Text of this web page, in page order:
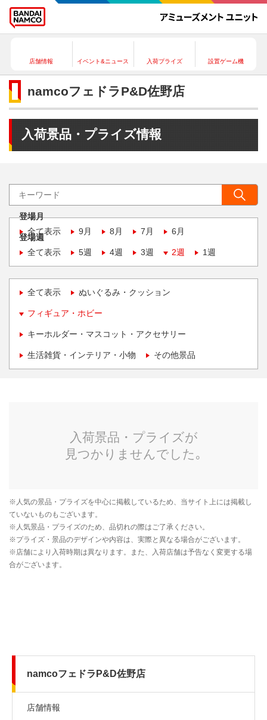
店舗情報 イベント&ニュース 入荷プライズ 設置ゲーム機
namcoフェドラP&D佐野店
入荷景品・プライズ情報
登場月
全て表示
9月 8月 7月 6月
登場週
全て表示
5週 4週 3週 2週 1週
全て表示 ぬいぐるみ・クッション
フィギュア・ホビー
キーホルダー・マスコット・アクセサリー
生活雑貨・インテリア・小物 その他景品
namcoフェドラP&D佐野店
店舗情報